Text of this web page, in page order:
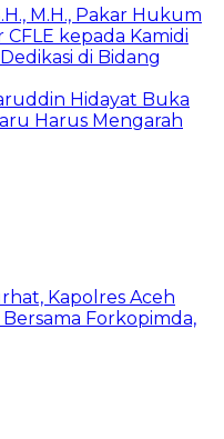
M.H., Pakar Hukum
kepada Kamidi
di Bidang
Hidayat Buka
Harus Mengarah
Kapolres Aceh
Forkopimda,